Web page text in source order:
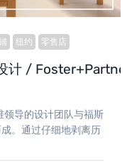
纽约 零售店
计 /
领导的设计团队与福斯
。通过仔细地剥离历